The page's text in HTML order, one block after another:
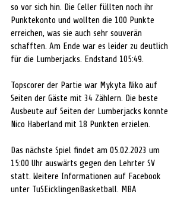
so vor sich hin. Die Celler füllten noch ihr
Punktekonto und wollten die 100 Punkte
erreichen, was sie auch sehr souverän
schafften. Am Ende war es leider zu deutlich
für die Lumberjacks. Endstand 105:49.
Topscorer der Partie war Mykyta Niko auf
Seiten der Gäste mit 34 Zählern. Die beste
Ausbeute auf Seiten der Lumberjacks konnte
Nico Haberland mit 18 Punkten erzielen.
Das nächste Spiel findet am 05.02.2023 um
15:00 Uhr auswärts gegen den Lehrter SV
statt. Weitere Informationen auf Facebook
unter TuSEicklingenBasketball. MBA